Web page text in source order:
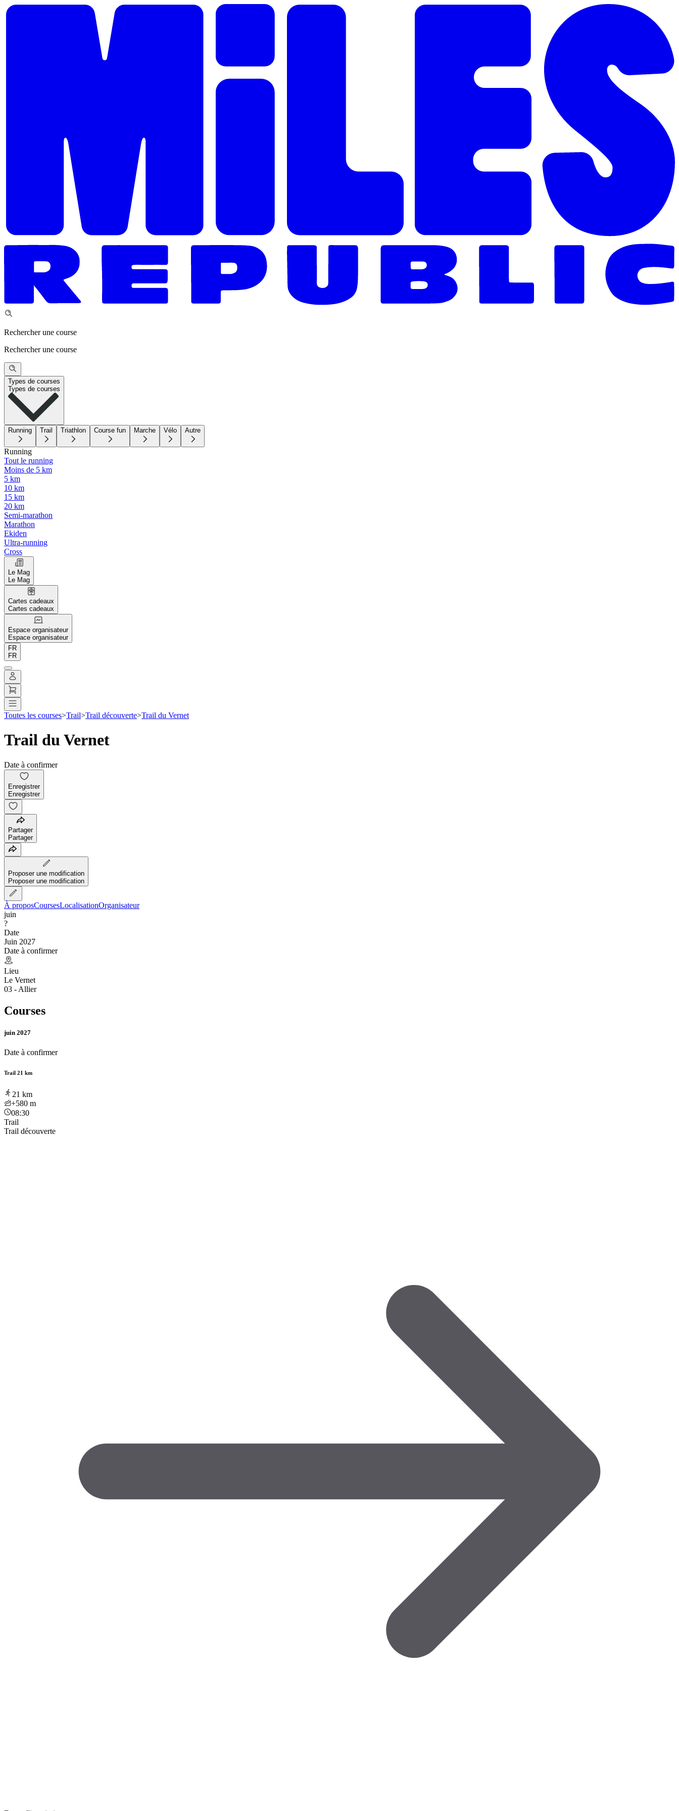
Rechercher une course
Rechercher une course
Types de courses
Types de courses
Running Trail Triathlon Course fun Marche Vélo Autre
Running
Tout le running
Moins de 5 km
5 km
10 km
15 km
20 km
Semi-marathon
Marathon
Ekiden
Ultra-running
Cross
Le Mag
Le Mag
Cartes cadeaux
Cartes cadeaux
Espace organisateur
Espace organisateur
FR
FR
Toutes les courses>Trail>Trail découverte>Trail du Vernet
Trail du Vernet
Date à confirmer
Enregistrer
Enregistrer
Partager
Partager
Proposer une modification
Proposer une modification
À proposCoursesLocalisationOrganisateur
juin
?
Date
Juin 2027
Date à confirmer
Lieu
Le Vernet
03 - Allier
Courses
juin 2027
Date à confirmer
Trail 21 km
21 km
+580 m
08:30
Trail
Trail découverte